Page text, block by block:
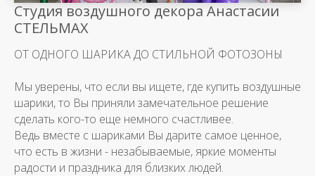
Студия воздушного декора Анастасии
СТЕЛЬМАХ
ОТ ОДНОГО ШАРИКА ДО СТИЛЬНОЙ ФОТОЗОНЫ
Мы уверены, что если вы ищете, где купить воздушные
шарики, то Вы приняли замечательное решение
сделать кого-то еще немного счастливее.
Ведь вместе с шариками Вы дарите самое ценное,
что есть в жизни - незабываемые, яркие моменты
радости и праздника для близких людей.